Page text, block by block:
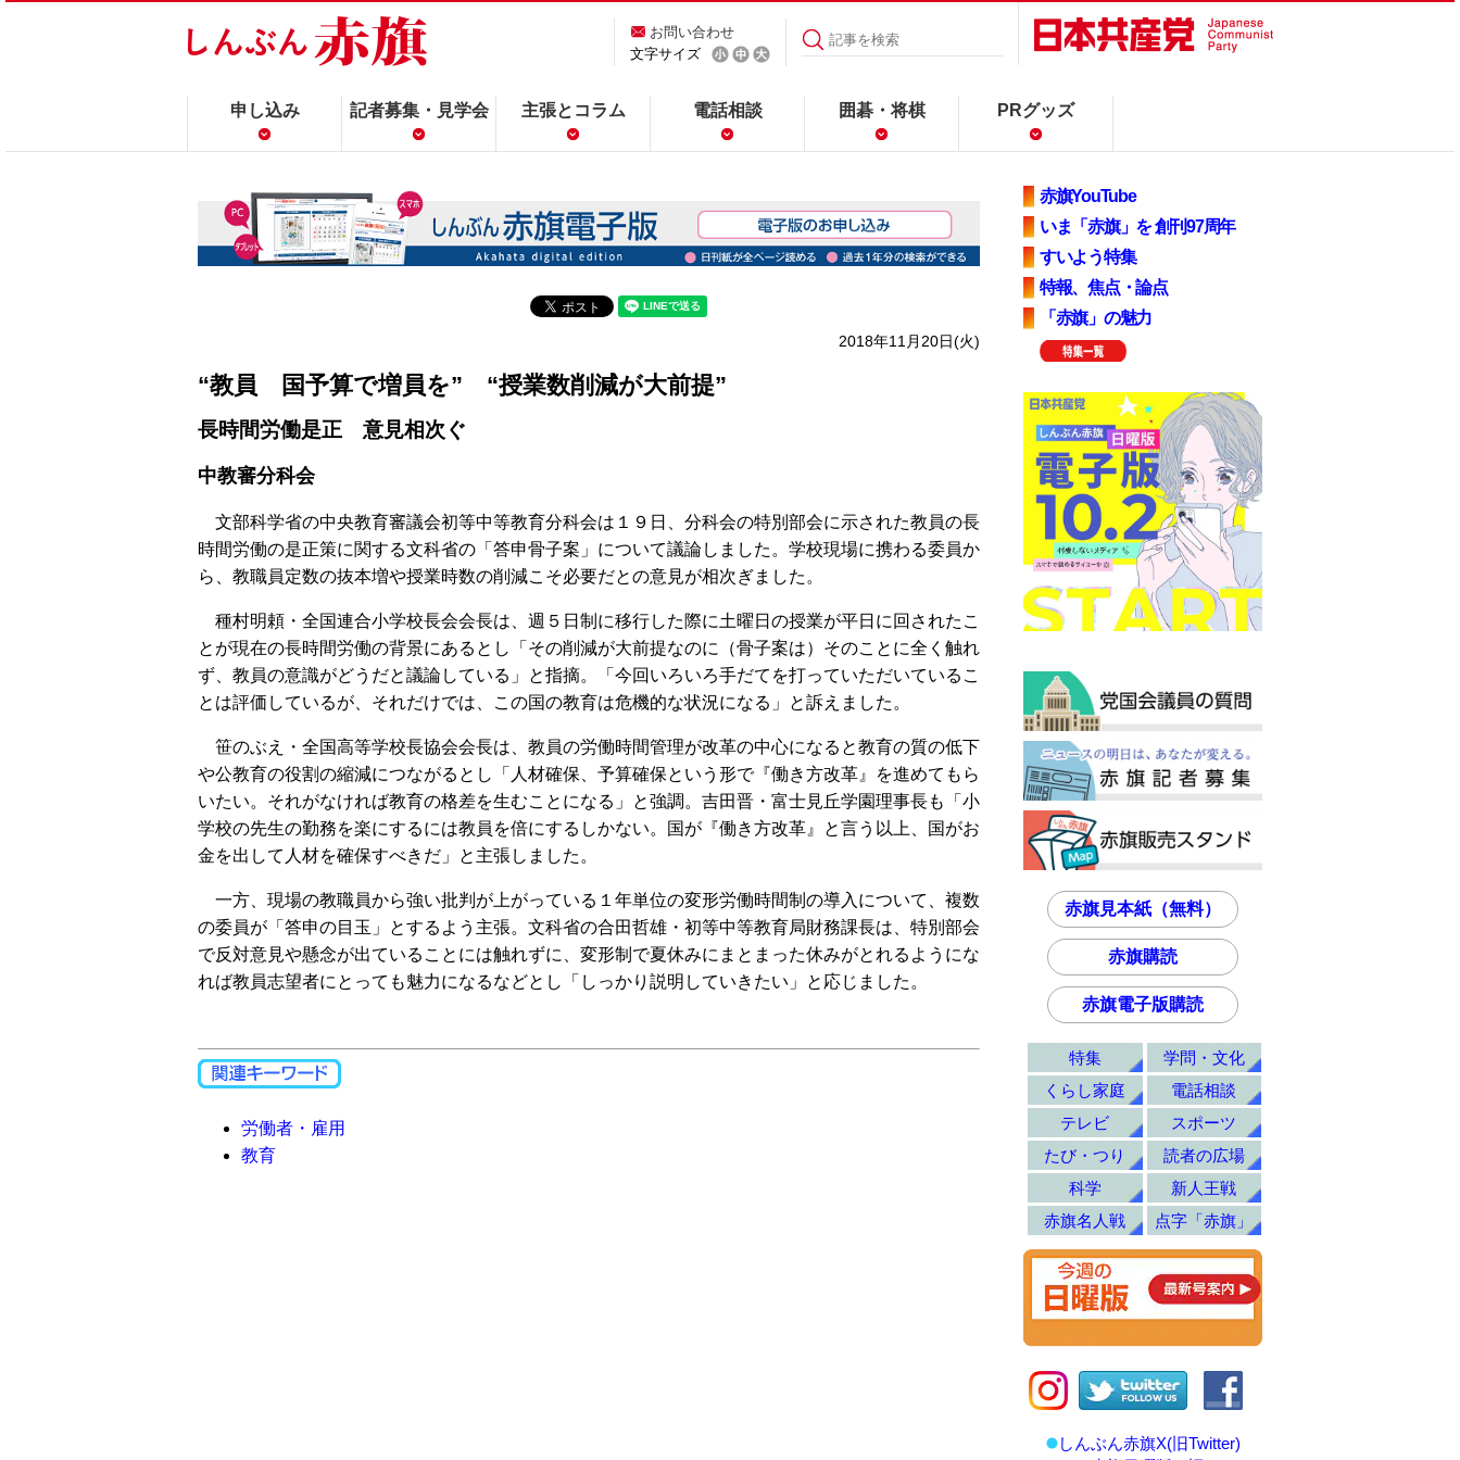
お問い合わせ
文字サイズ
申し込み 記者募集・見学会 主張とコラム 電話相談 囲碁・将棋 PRグッズ
2018年11月20日(火)
“教員 国予算で増員を” “授業数削減が大前提”
長時間労働是正 意見相次ぐ
中教審分科会
文部科学省の中央教育審議会初等中等教育分科会は１９日、分科会の特別部会に示された教員の長
時間労働の是正策に関する文科省の「答申骨子案」について議論しました。学校現場に携わる委員か
ら、教職員定数の抜本増や授業時数の削減こそ必要だとの意見が相次ぎました。
種村明頼・全国連合小学校長会会長は、週５日制に移行した際に土曜日の授業が平日に回されたこ
とが現在の長時間労働の背景にあるとし「その削減が大前提なのに（骨子案は）そのことに全く触れ
ず、教員の意識がどうだと議論している」と指摘。「今回いろいろ手だてを打っていただいているこ
とは評価しているが、それだけでは、この国の教育は危機的な状況になる」と訴えました。
笹のぶえ・全国高等学校長協会会長は、教員の労働時間管理が改革の中心になると教育の質の低下
や公教育の役割の縮減につながるとし「人材確保、予算確保という形で『働き方改革』を進めてもら
いたい。それがなければ教育の格差を生むことになる」と強調。吉田晋・富士見丘学園理事長も「小
学校の先生の勤務を楽にするには教員を倍にするしかない。国が『働き方改革』と言う以上、国がお
金を出して人材を確保すべきだ」と主張しました。
一方、現場の教職員から強い批判が上がっている１年単位の変形労働時間制の導入について、複数
の委員が「答申の目玉」とするよう主張。文科省の合田哲雄・初等中等教育局財務課長は、特別部会
で反対意見や懸念が出ていることには触れずに、変形制で夏休みにまとまった休みがとれるようにな
れば教員志望者にとっても魅力になるなどとし「しっかり説明していきたい」と応じました。
労働者・雇用
教育
赤旗YouTube
いま「赤旗」を 創刊97周年
すいよう特集
特報、焦点・論点
「赤旗」の魅力
赤旗見本紙（無料）
赤旗購読
赤旗電子版購読
特集
学問・文化
くらし家庭
電話相談
テレビ
スポーツ
たび・つり
読者の広場
科学
新人王戦
赤旗名人戦
点字「赤旗」
しんぶん赤旗X(旧Twitter)